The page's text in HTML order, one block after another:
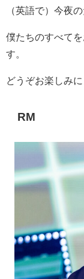
（英語で）今夜
僕たちのすべて
す。
どうぞお楽しみに
RM